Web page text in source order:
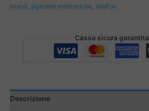
brand, sigarette elettroniche, VooPoo
Cassa sicura garantita
Descrizione